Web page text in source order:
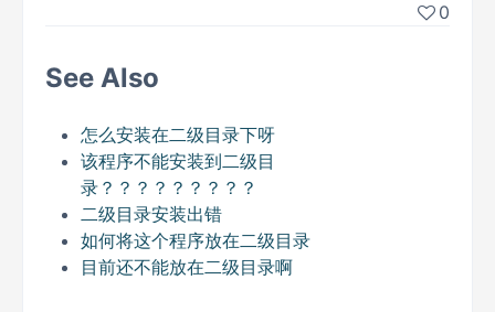
0
See Also
怎么安装在二级目录下呀
该程序不能安装到二级目
录？？？？？？？？？
二级目录安装出错
如何将这个程序放在二级目录
目前还不能放在二级目录啊